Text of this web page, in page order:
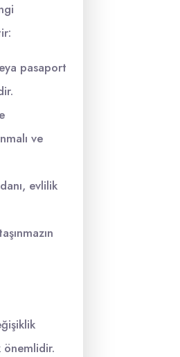
pasaport
ve
evlilik
önemlidir.